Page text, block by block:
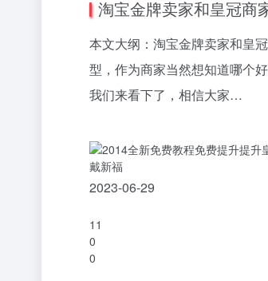
淘宝金牌卖家和皇冠商
本文大纲：淘宝金牌卖家和皇
型，作为商家当然想知道哪个
我们来看下了，相信大家…
戴新福
2023-06-29
11
0
0